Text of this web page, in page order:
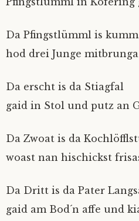
Da Pfingstlümml is
hod drei Junge mitbrunga
Da erscht is da Stiagfal
gaid in Stol und putz an
Da Zwoat is da
woast nan hischickst
Da Dritt is da Pater
gaid am Bod´n affe und